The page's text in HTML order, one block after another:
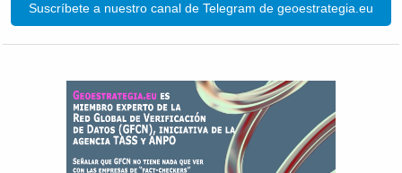
Suscríbete a nuestro canal de Telegram de geoestrategia.eu